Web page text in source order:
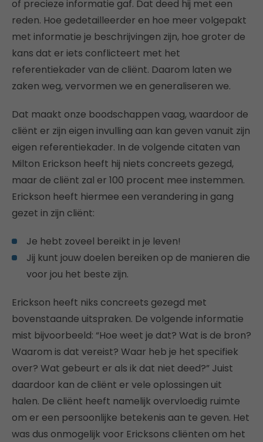
of precieze informatie gaf. Dat deed hij met een
reden. Hoe gedetailleerder en hoe meer volgepakt
met informatie je beschrijvingen zijn, hoe groter de
kans dat er iets conflicteert met het
referentiekader van de cliënt. Daarom laten we
zaken weg, vervormen we en generaliseren we.
Dat maakt onze boodschappen vaag, waardoor de
cliënt er zijn eigen invulling aan kan geven vanuit zijn
eigen referentiekader. In de volgende citaten van
Milton Erickson heeft hij niets concreets gezegd,
maar de cliënt zal er 100 procent mee instemmen.
Erickson heeft hiermee een verandering in gang
gezet in zijn cliënt:
Je hebt zoveel bereikt in je leven!
Jij kunt jouw doelen bereiken op de manieren die
voor jou het beste zijn.
Erickson heeft niks concreets gezegd met
bovenstaande uitspraken. De volgende informatie
mist bijvoorbeeld: “Hoe weet je dat? Wat is de bron?
Waarom is dat vereist? Waar heb je het specifiek
over? Wat gebeurt er als ik dat niet deed?” Juist
daardoor kan de cliënt er vele oplossingen uit
halen. De cliënt heeft namelijk overvloedig ruimte
om er een persoonlijke betekenis aan te geven. Het
was dus onmogelijk voor Ericksons cliënten om het